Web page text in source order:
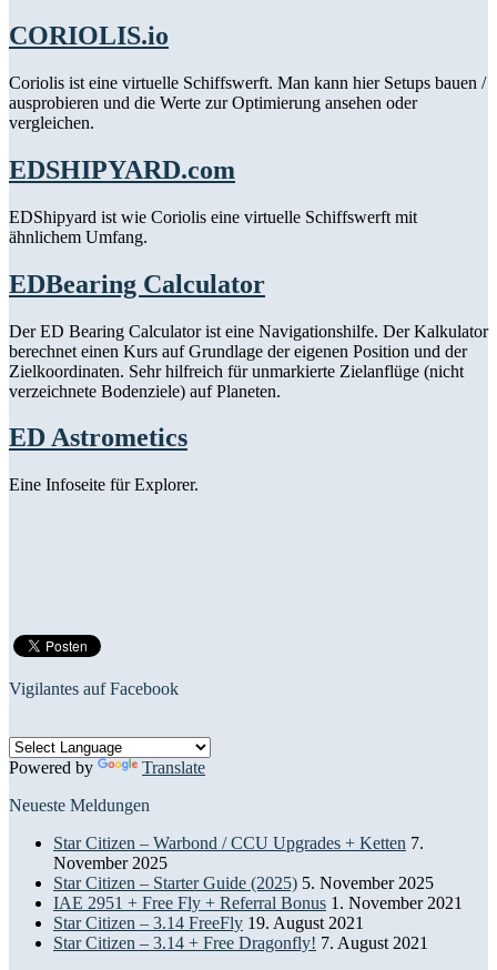
CORIOLIS.io
Coriolis ist eine virtuelle Schiffswerft. Man kann hier Setups bauen /
ausprobieren und die Werte zur Optimierung ansehen oder
vergleichen.
EDSHIPYARD.com
EDShipyard ist wie Coriolis eine virtuelle Schiffswerft mit
ähnlichem Umfang.
EDBearing Calculator
Der ED Bearing Calculator ist eine Navigationshilfe. Der Kalkulator
berechnet einen Kurs auf Grundlage der eigenen Position und der
Zielkoordinaten. Sehr hilfreich für unmarkierte Zielanflüge (nicht
verzeichnete Bodenziele) auf Planeten.
ED Astrometics
Eine Infoseite für Explorer.
Vigilantes auf Facebook
Powered by
Translate
Neueste Meldungen
Star Citizen – Warbond / CCU Upgrades + Ketten 7.
November 2025
Star Citizen – Starter Guide (2025) 5. November 2025
IAE 2951 + Free Fly + Referral Bonus 1. November 2021
Star Citizen – 3.14 FreeFly 19. August 2021
Star Citizen – 3.14 + Free Dragonfly! 7. August 2021